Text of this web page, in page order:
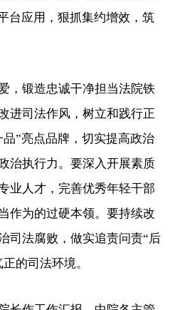
台应用，狠抓集约增效，筑
锻造忠诚干净担当法院铁
进司法作风，树立和践行正
”亮点品牌，切实提高政治
治执行力。要深入开展素质
业人才，完善优秀年轻干部
作为的过硬本领。要持续改
司法腐败，做实追责问责“后
的司法环境。